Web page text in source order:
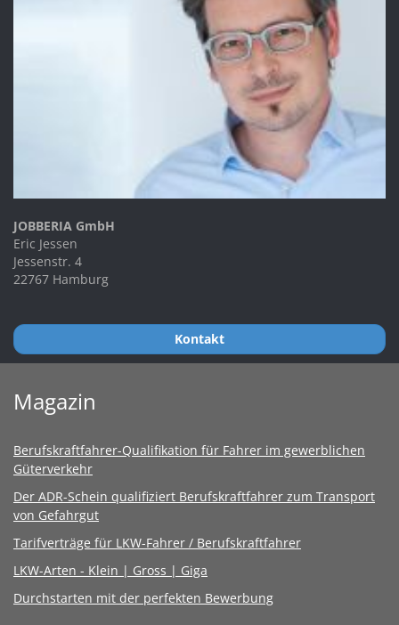
JOBBERIA GmbH
Eric Jessen
Jessenstr. 4
22767 Hamburg
Kontakt
Magazin
Berufskraftfahrer-Qualifikation für Fahrer im gewerblichen
Güterverkehr
Der ADR-Schein qualifiziert Berufskraftfahrer zum Transport
von Gefahrgut
Tarifverträge für LKW-Fahrer / Berufskraftfahrer
LKW-Arten - Klein | Gross | Giga
Durchstarten mit der perfekten Bewerbung